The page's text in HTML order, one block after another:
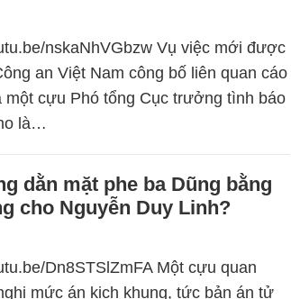
nskaNhVGbzw Vụ việc mới được
an Việt Nam công bố liên quan cáo
một cựu Phó tổng Cục trưởng tình báo
là…
dằn mặt phe ba Dũng bằng
cho Nguyễn Duy Linh?
Dn8STSlZmFA Một cựu quan
mức án kịch khung, tức bản án tử